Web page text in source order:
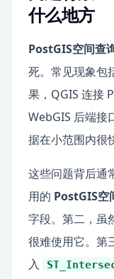
什么地方
PostGIS空间查
死。常见现象包
果，QGIS 连接
WebGIS 后端接
据在小范围内很
这些问题背后通
用的 PostGIS空
字段。第二，虽
很难使用它。第
入